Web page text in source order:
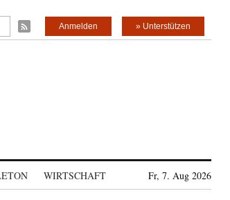
» Unterstützen
Anmelden
WIRTSCHAFT Fr, 7. Aug 2026